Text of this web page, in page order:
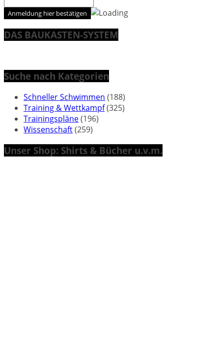
DAS BAUKASTEN-SYSTEM
Suche nach Kategorien
Schneller Schwimmen (188)
Training & Wettkampf(325)
Trainingspläne(196)
Wissenschaft(259)
Unser Shop: Shirts & Bücher u.v.m.